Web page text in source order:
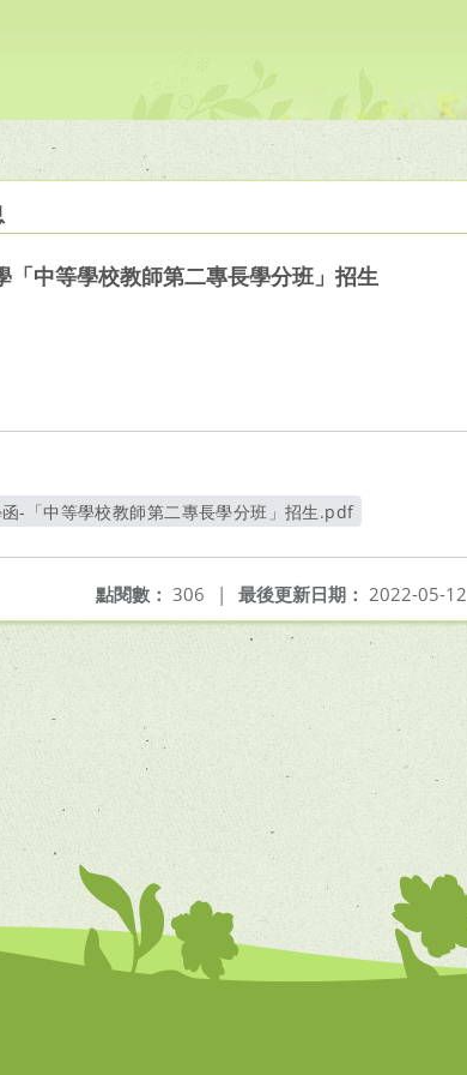
「中等學校教師第二專長學分班」招生
-「中等學校教師第二專長學分班」招生.pdf
最後更新日期： 2022-05-12
點閱數： 306 |